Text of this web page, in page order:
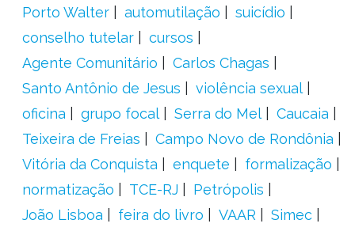
Porto Walter
automutilação
suicídio
conselho tutelar
cursos
Agente Comunitário
Carlos Chagas
Santo Antônio de Jesus
violência sexual
oficina
grupo focal Serra do Mel
Caucaia
Teixeira de Freias
Campo Novo de Rondônia
Vitória da Conquista
enquete
formalização
normatização
TCE-RJ
Petrópolis
João Lisboa
feira do livro VAAR
Simec